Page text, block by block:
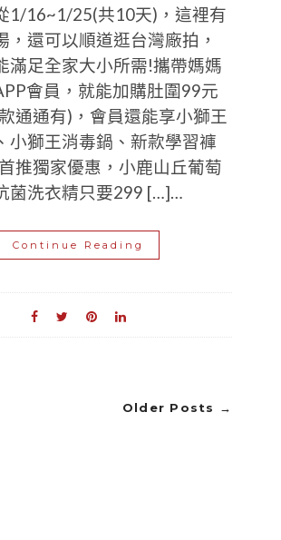
1/16~1/25(共10天)，這裡有
，還可以順道逛台灣廠拍，
滿足全家大小所需!攜帶媽媽
會員，就能加購肚圍99元
通通有)，會員還能享小獅王
小獅王消毒鍋、新款學習褲
推獨家優惠，小鹿山丘葡萄
菌洗衣精只要299 […]…
Continue Reading
Older Posts →